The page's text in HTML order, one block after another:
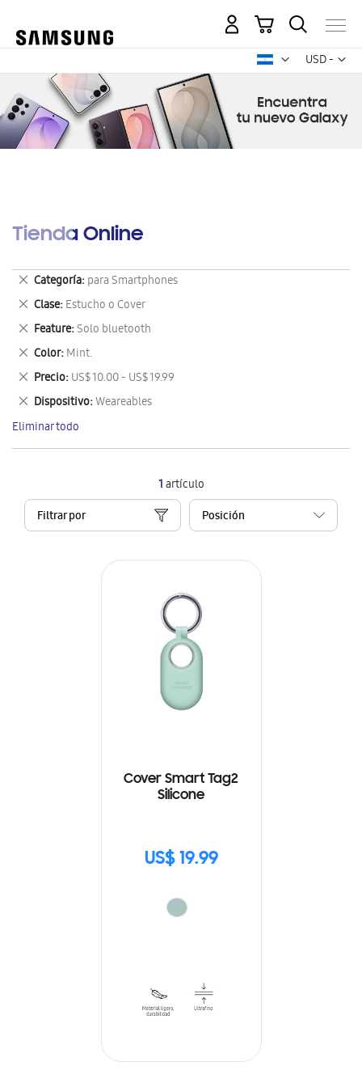
USD -
dólar
Mi carrito
Tienda Online
1artículo
Filtrar por
Cover Smart Tag2
Silicone
US$ 19.99
Categoría para Smartphones
Eliminar
este
artículo
Clase Estucho o Cover
Eliminar
este
artículo
Feature Solo bluetooth
Eliminar
este
artículo
Color Mint.
Eliminar
este
artículo
Precio US$ 10.00 - US$ 19.99
Eliminar
este
artículo
Dispositivo Weareables
Eliminar
este
artículo
Eliminar todo